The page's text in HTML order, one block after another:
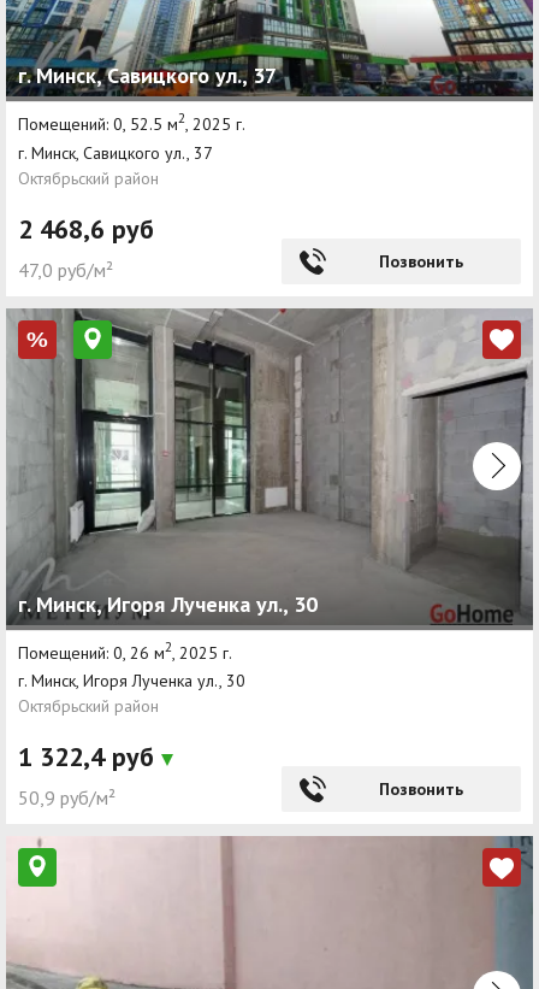
г. Минск, Савицкого ул., 37
Помещений: 0, 52.5 м2, 2025 г.
г. Минск, Савицкого ул., 37
Октябрьский район
2 468,6 руб
47,0 руб/м² Позвонить
%
г. Минск, Игоря Лученка ул., 30
Помещений: 0, 26 м2 , 2025 г.
г. Минск, Игоря Лученка ул., 30
Октябрьский район
1 322,4 руб
50,9 руб/м² Позвонить